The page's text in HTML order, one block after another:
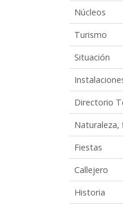
Núcleos
Turismo
Situación
Directorio
Naturaleza,
Fiestas
Callejero
Historia